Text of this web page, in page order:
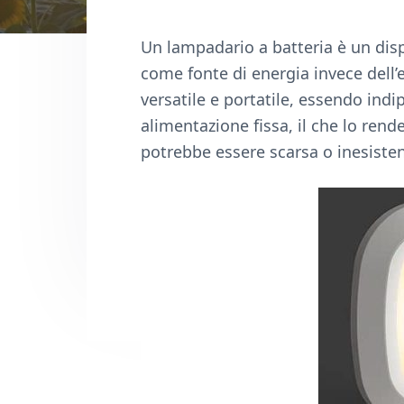
t
e
Un lampadario a batteria è un
come fonte di energia invece
versatile e portatile, essendo
alimentazione fissa, il che lo
potrebbe essere scarsa o